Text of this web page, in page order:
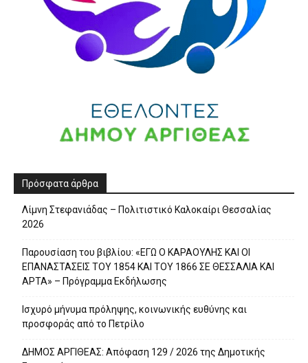
Πρόσφατα άρθρα
Λίμνη Στεφανιάδας – Πολιτιστικό Καλοκαίρι Θεσσαλίας
2026
Παρουσίαση του βιβλίου: «ΕΓΩ Ο ΚΑΡΑΟΥΛΗΣ ΚΑΙ ΟΙ
ΕΠΑΝΑΣΤΑΣΕΙΣ ΤΟΥ 1854 ΚΑΙ ΤΟΥ 1866 ΣΕ ΘΕΣΣΑΛΙΑ ΚΑΙ
ΑΡΤΑ» – Πρόγραμμα Εκδήλωσης
Ισχυρό μήνυμα πρόληψης, κοινωνικής ευθύνης και
προσφοράς από το Πετρίλο
ΔΗΜΟΣ ΑΡΓΙΘΕΑΣ: Απόφαση 129 / 2026 της Δημοτικής